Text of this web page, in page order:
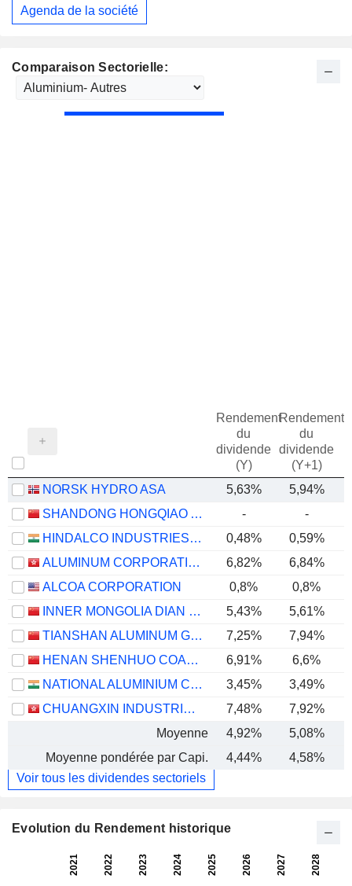
Comparaison Sectorielle:
Rendement
du
dividende
(Y)
Rendement
du
dividende
(Y+1)
NORSK HYDRO ASA 5,63%
5,94%
SHANDONG HONGQIAO ALUMINUM INDUSTRY HOLDING COMPANY LIMITED
-
-
HINDALCO INDUSTRIES LIMITED
0,48%
0,59%
ALUMINUM CORPORATION OF CHINA LIMITED
6,82%
6,84%
ALCOA CORPORATION
0,8%
0,8%
INNER MONGOLIA DIAN TOU ENERGY CORPORATION LIMITED
5,43% 5,61%
TIANSHAN ALUMINUM GROUP CO.,LTD
7,25%
7,94%
HENAN SHENHUO COAL INDUSTRY AND ELECTRICITY POWER CO. LTD
6,91%
6,6%
NATIONAL ALUMINIUM COMPANY LIMITED
3,45%
3,49%
CHUANGXIN INDUSTRIES HOLDINGS LIMITED
7,48%
7,92%
Moyenne
4,92%
5,08%
Moyenne pondérée par Capi.
4,44%
4,58%
Voir tous les dividendes sectoriels
Evolution du Rendement historique
Agenda de la société